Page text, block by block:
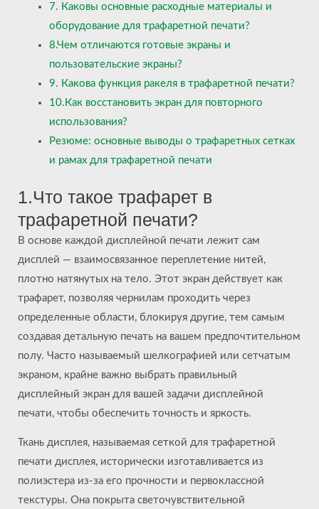
7. Каковы основные расходные материалы и
оборудование для трафаретной печати?
8.Чем отличаются готовые экраны и
пользовательские экраны?
9. Какова функция ракеля в трафаретной печати?
10.Как восстановить экран для повторного
использования?
Резюме: основные выводы о трафаретных сетках
и рамах для трафаретной печати
1.Что такое трафарет в
трафаретной печати?
В основе каждой дисплейной печати лежит сам
дисплей — взаимосвязанное переплетение нитей,
плотно натянутых на тело. Этот экран действует как
трафарет, позволяя чернилам проходить через
определенные области, блокируя другие, тем самым
создавая детальную печать на вашем предпочтительном
полу. Часто называемый шелкографией или сетчатым
экраном, крайне важно выбрать правильный
дисплейный экран для вашей задачи дисплейной
печати, чтобы обеспечить точность и яркость.
Ткань дисплея, называемая сеткой для трафаретной
печати дисплея, исторически изготавливается из
полиэстера из-за его прочности и первоклассной
текстуры. Она покрыта светочувствительной